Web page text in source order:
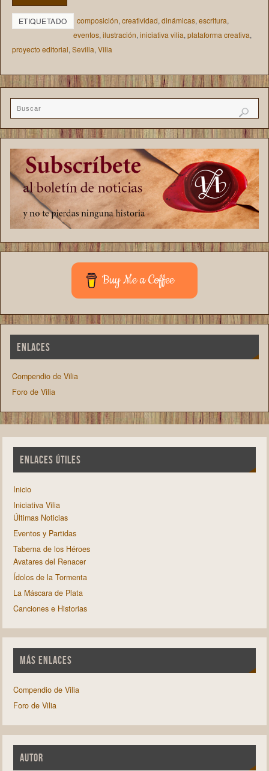
ETIQUETADO composición, creatividad, dinámicas, escritura,
eventos, ilustración, iniciativa vilia, plataforma creativa,
proyecto editorial, Sevilla, Vilia
Buy Me a Coffee
ENLACES
Compendio de Vilia
Foro de Vilia
ENLACES ÚTILES
Inicio
Iniciativa Vilia
Últimas Noticias
Eventos y Partidas
Taberna de los Héroes
Avatares del Renacer
Ídolos de la Tormenta
La Máscara de Plata
Canciones e Historias
MÁS ENLACES
Compendio de Vilia
Foro de Vilia
AUTOR